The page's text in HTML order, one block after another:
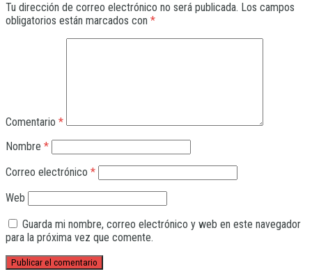
Tu dirección de correo electrónico no será publicada. Los campos
obligatorios están marcados con *
Comentario *
Nombre *
Correo electrónico *
Web
Guarda mi nombre, correo electrónico y web en este navegador
para la próxima vez que comente.